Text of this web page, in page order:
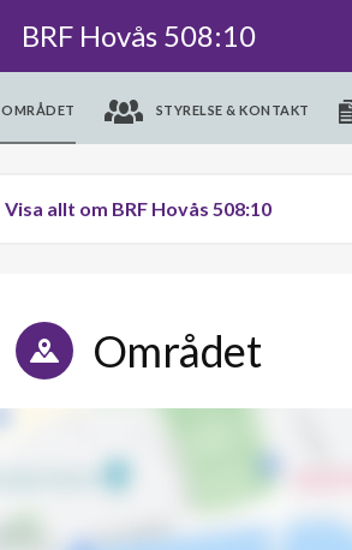
BRF Hovås 508:10
OMRÅDET STYRELSE & KONTAKT
Visa allt om BRF Hovås 508:10
Området